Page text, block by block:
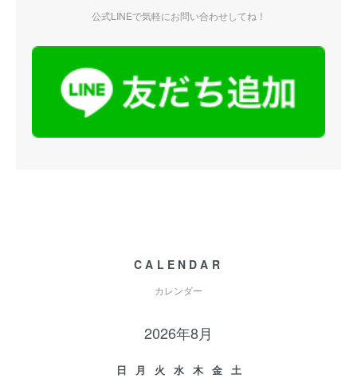
公式LINEで気軽にお問い合わせしてね！
CALENDAR
カレンダー
2026年8月
日 月 火 水 木 金
土